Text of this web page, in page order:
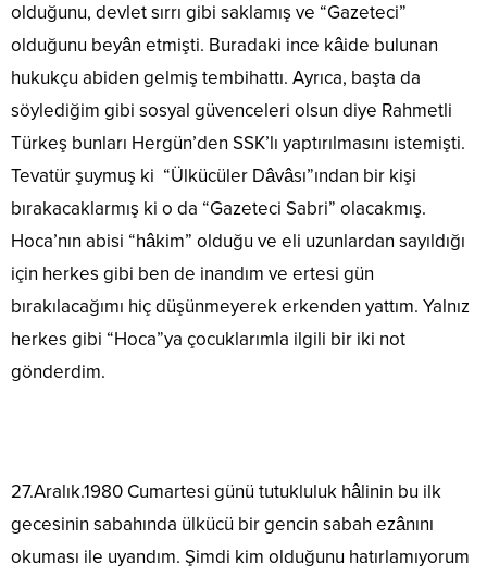
olduğunu, devlet sırrı gibi saklamış ve “Gazeteci”
olduğunu beyân etmişti. Buradaki ince kâide bulunan
hukukçu abiden gelmiş tembihattı. Ayrıca, başta da
söylediğim gibi sosyal güvenceleri olsun diye Rahmetli
Türkeş bunları Hergün’den SSK’lı yaptırılmasını istemişti.
Tevatür şuymuş ki “Ülkücüler Dâvâsı”ından bir kişi
bırakacaklarmış ki o da “Gazeteci Sabri” olacakmış.
Hoca’nın abisi “hâkim” olduğu ve eli uzunlardan sayıldığı
için herkes gibi ben de inandım ve ertesi gün
bırakılacağımı hiç düşünmeyerek erkenden yattım. Yalnız
herkes gibi “Hoca”ya çocuklarımla ilgili bir iki not
gönderdim.
27.Aralık.1980 Cumartesi günü tutukluluk hâlinin bu ilk
gecesinin sabahında ülkücü bir gencin sabah ezânını
okuması ile uyandım. Şimdi kim olduğunu hatırlamıyorum